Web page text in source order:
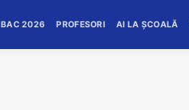
BAC 2026 PROFESORI AI LA ȘCOALĂ